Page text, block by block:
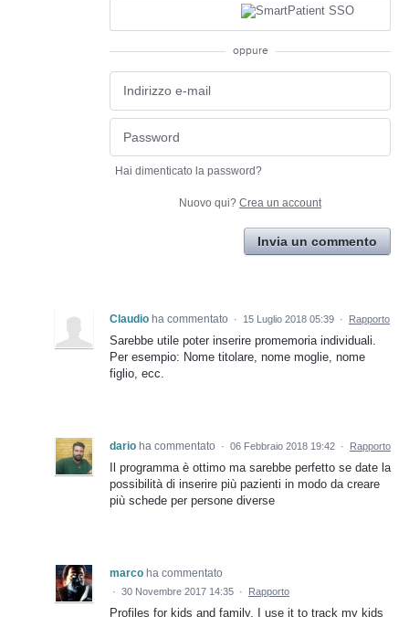
oppure
Hai dimenticato la password?
Nuovo qui? Crea un account
Invia un commento
Claudio ha commentato · 15 Luglio 2018 05:39 · Rapporto
Sarebbe utile poter inserire promemoria individuali.
Per esempio: Nome titolare, nome moglie, nome
figlio, ecc.
dario ha commentato · 06 Febbraio 2018 19:42 · Rapporto
Il programma è ottimo ma sarebbe perfetto se date la
possibilità di inserire più pazienti in modo da creare
più schede per persone diverse
marco ha commentato
· 30 Novembre 2017 14:35 · Rapporto
Profiles for kids and family. I use it to track my kids